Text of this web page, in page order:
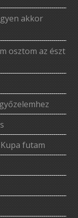
akkor
osztom az észt
futam